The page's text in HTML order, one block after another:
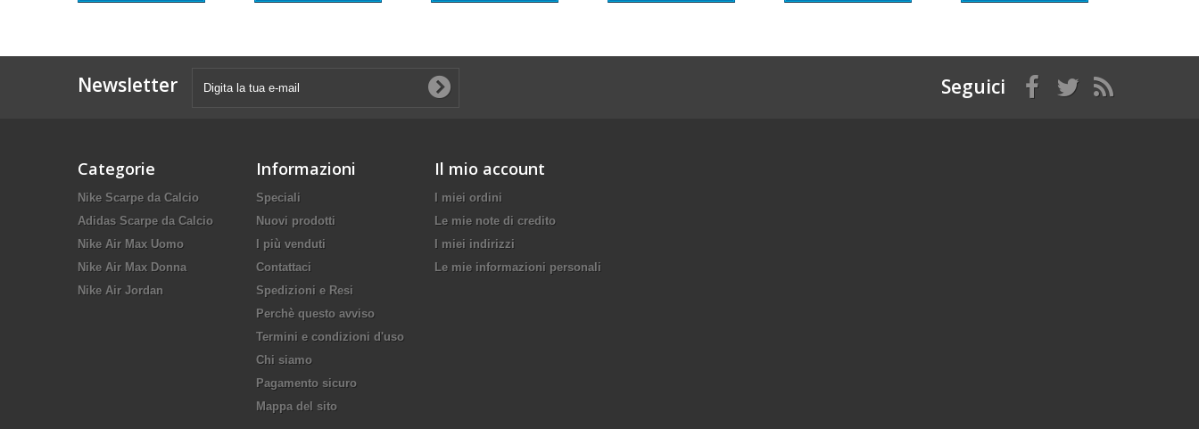
Newsletter Seguici
Categorie
Nike Scarpe da Calcio
Adidas Scarpe da Calcio
Nike Air Max Uomo
Nike Air Max Donna
Nike Air Jordan
Informazioni
Speciali
Nuovi prodotti
I più venduti
Contattaci
Spedizioni e Resi
Perchè questo avviso
Termini e condizioni d'uso
Chi siamo
Pagamento sicuro
Mappa del sito
Il mio account
I miei ordini
Le mie note di credito
I miei indirizzi
Le mie informazioni personali